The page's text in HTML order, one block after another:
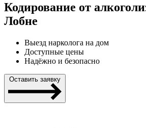
Кодирование от
Лобне
Выезд нарколога на дом
Доступные цены
Надёжно и безопасно
Оставить заявку